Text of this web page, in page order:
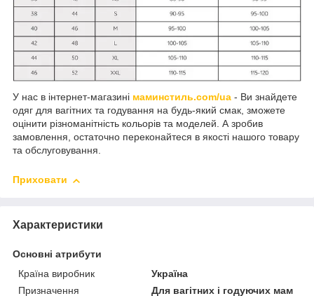
У нас в інтернет-магазині маминстиль.com/ua - Ви знайдете
одяг для вагітних та годування на будь-який смак, зможете
оцінити різноманітність кольорів та моделей. А зробив
замовлення, остаточно переконайтеся в якості нашого товару
та обслуговування.
Приховати
Характеристики
Основні атрибути
Країна виробник
Україна
Призначення
Для вагітних і годуючих мам